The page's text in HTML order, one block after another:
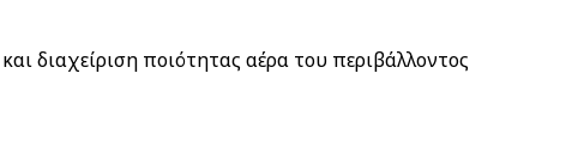
διαχείριση ποιότητας αέρα του περιβάλλοντος